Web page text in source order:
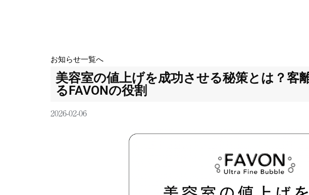
お知らせ一覧へ
美容室の値上げを成功させる秘策とは？客
るFAVONの役割
2026-02-06